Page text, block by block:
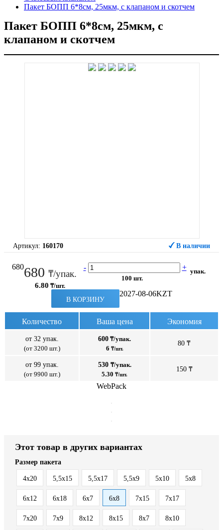
Пакет БОПП 6*8см, 25мкм, с клапаном и скотчем
Пакет БОПП 6*8см, 25мкм, с
клапаном и скотчем
Артикул: 160170 В наличии
680680 ₸/упак.
6.80 ₸/шт.
- +
100 шт.
упак.
В КОРЗИНУ
2027-08-06KZT
Количество Ваша цена Экономия
от 32 упак.
(от 3200 шт.)
600 ₸/упак.
6 ₸/шт.
80 ₸
от 99 упак.
(от 9900 шт.)
530 ₸/упак.
5.30 ₸/шт.
150 ₸
WebPack
Этот товар в других вариантах
Размер пакета
4x20 5,5x15 5,5x17 5,5x9 5x10 5x8
6x12 6x18 6x7 6x8 7x15 7x17
7x20 7x9 8x12 8x15 8x7 8х10